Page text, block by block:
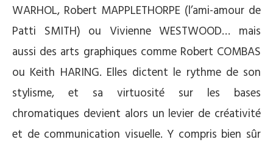
WARHOL, Robert MAPPLETHORPE (l’ami-amour de
Patti SMITH) ou Vivienne WESTWOOD… mais
aussi des arts graphiques comme Robert COMBAS
ou Keith HARING. Elles dictent le rythme de son
stylisme, et sa virtuosité sur les bases
chromatiques devient alors un levier de créativité
et de communication visuelle. Y compris bien sûr